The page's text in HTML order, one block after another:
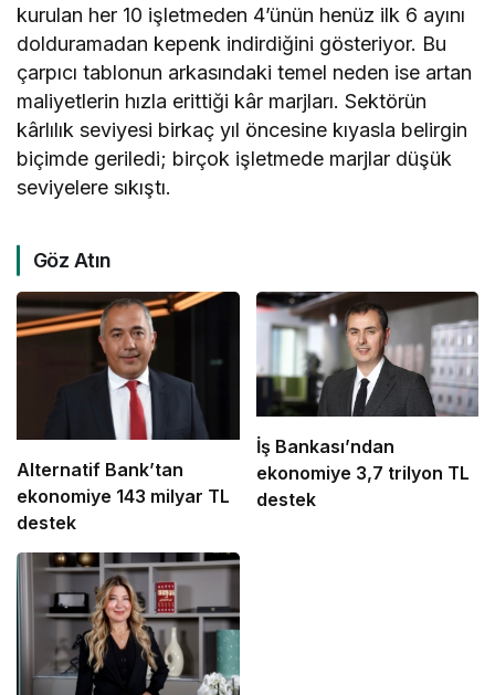
kurulan her 10 işletmeden 4’ünün henüz ilk 6 ayını
dolduramadan kepenk indirdiğini gösteriyor. Bu
çarpıcı tablonun arkasındaki temel neden ise artan
maliyetlerin hızla erittiği kâr marjları. Sektörün
kârlılık seviyesi birkaç yıl öncesine kıyasla belirgin
biçimde geriledi; birçok işletmede marjlar düşük
seviyelere sıkıştı.
Göz Atın
Alternatif Bank’tan
ekonomiye 143 milyar TL
destek
İş Bankası’ndan
ekonomiye 3,7 trilyon TL
destek